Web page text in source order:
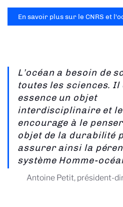
En savoir plus sur le CNRS et
L’océan a besoin de
toutes les sciences. Il
essence un objet
interdisciplinaire et le
encourage à le
objet de la durabilité
assurer ainsi la
système Homme-
Antoine Petit, président-